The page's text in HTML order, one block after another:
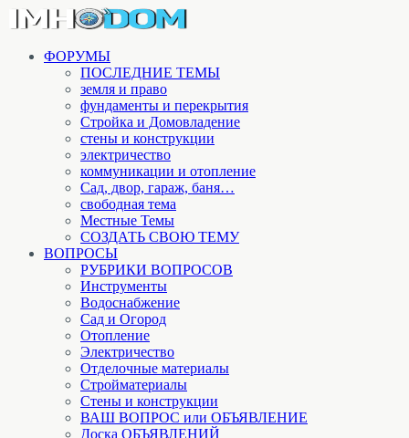
ФОРУМЫ
ПОСЛЕДНИЕ ТЕМЫ
земля и право
фундаменты и перекрытия
Стройка и Домовладение
стены и конструкции
электричество
коммуникации и отопление
Cад, двор, гараж, баня…
свободная тема
Местные Темы
СОЗДАТЬ СВОЮ ТЕМУ
ВОПРОСЫ
РУБРИКИ ВОПРОСОВ
Инструменты
Водоснабжение
Сад и Огород
Отопление
Электричество
Отделочные материалы
Стройматериалы
Стены и конструкции
ВАШ ВОПРОС или ОБЪЯВЛЕНИЕ
Доска ОБЪЯВЛЕНИЙ